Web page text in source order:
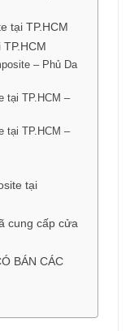
tại TP.HCM
– Phủ Da
tại TP.HCM –
tại TP.HCM –
tại
cung cấp cửa
BÁN CÁC